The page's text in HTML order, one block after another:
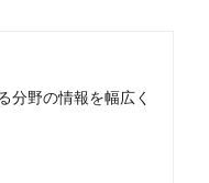
分野の情報を幅広く